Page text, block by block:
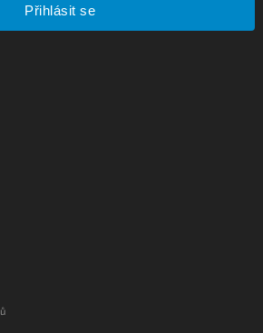
Přihlásit se